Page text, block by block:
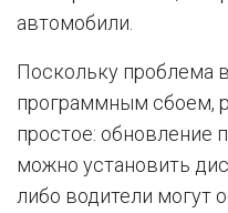
автомобили.
Поскольку проблема
программным сбоем,
простое: обновление
можно установить
либо водители могут